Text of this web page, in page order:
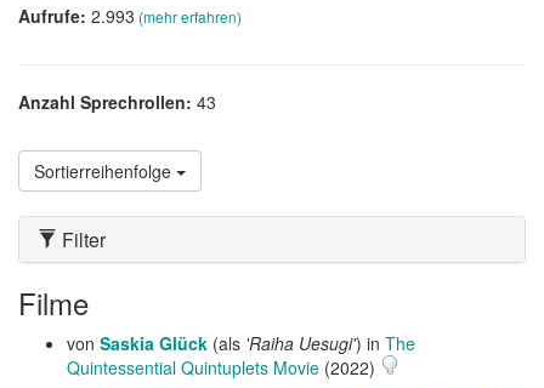
Aufrufe: 2.993 (mehr erfahren)
Anzahl Sprechrollen: 43
Sortierreihenfolge
Filter
Filme
von Saskia Glück (als 'Raiha Uesugi') in The
Quintessential Quintuplets Movie (2022)